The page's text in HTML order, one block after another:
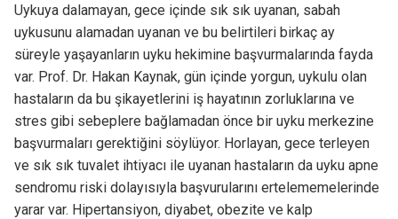
Uykuya dalamayan, gece içinde sık sık uyanan, sabah
uykusunu alamadan uyanan ve bu belirtileri birkaç ay
süreyle yaşayanların uyku hekimine başvurmalarında fayda
var. Prof. Dr. Hakan Kaynak, gün içinde yorgun, uykulu olan
hastaların da bu şikayetlerini iş hayatının zorluklarına ve
stres gibi sebeplere bağlamadan önce bir uyku merkezine
başvurmaları gerektiğini söylüyor. Horlayan, gece terleyen
ve sık sık tuvalet ihtiyacı ile uyanan hastaların da uyku apne
sendromu riski dolayısıyla başvurularını ertelememelerinde
yarar var. Hipertansiyon, diyabet, obezite ve kalp